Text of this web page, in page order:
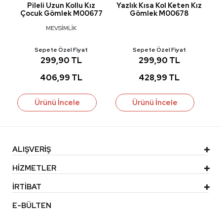
Pileli Uzun Kollu Kız
Çocuk Gömlek M00677
MEVSİMLİK
Sepete Özel Fiyat
299,90 TL
406,99 TL
Ürünü İncele
Yazlık Kısa Kol Keten Kız
Gömlek M00678
Sepete Özel Fiyat
299,90 TL
428,99 TL
Ürünü İncele
ALIŞVERİŞ
HİZMETLER
İRTİBAT
E-BÜLTEN